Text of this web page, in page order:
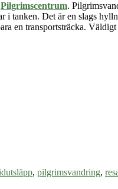
Pilgrimscentrum.
i tanken. Det är en slags
en transportsträcka.
, pilgrimsvandring,